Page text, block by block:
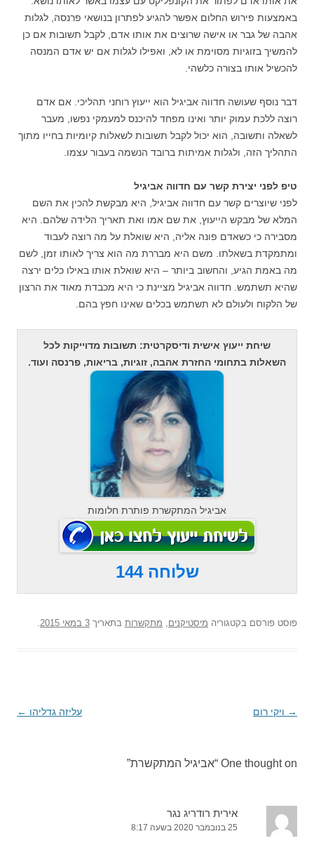
באמצעות פירוש החלום אפשר להגיע לפתרון בנושאי פרנסה, לגלות
אהבה של גבר או אישה שרוצים את אותו אדם, לקבל תשובות אם כן
להמשיך בזוגיות מסוימת או לא, ואפילו לגלות אם יש אדם המנסה
להכשיל אותו בצורה כלשהי.
דבר נוסף שעושה חדווה אביגיל הוא ייעוץ רוחני תהליכי. אם אדם
רוצה ללכת עמוק יותר ואינו מפחד להיכנס למעמקי נפשו, מעבר
לשאלה ותשובה, הוא יכול לקבל תשובות לשאלות קיומיות בחייו מתוך
התהליך הזה, ולגלות אמיתות ברובד הנשמה בעבור עצמו.
טיפ לפני יצירת קשר עם חדווה אביגיל
לפני שיוצרים קשר עם חדווה אביגיל, היא מבקשת להכין את השם
המלא של מבקש הייעוץ, את שם אמו ואת תאריך הלידה שלהם. היא
מסבירה כי כשאדם פונה אליה, היא שואלת על מה רוצה לעבוד
ומתמקדת בשאלתו. משם היא מבררת מה הוא צריך לאותו זמן, לשם
מה באמת הגיע, והחשוב ביותר – היא שואלת אותו באילו כלים ירצה
שהיא תשתמש. חדווה אביגיל מציינת כי היא מכבדת מאוד את הרצון
של הלקוח ולעולם לא תשתמש בכלים שאינו חפץ בהם.
שיחת ייעוץ אישית ודיסקרטית: תשובות מדוייקות לכל
השאלות בתחומי החזרת אהבה, זוגיות, בריאות, פרנסה ועוד.
אביגיל המתקשרת פותרת חלומות
שלוחה 144
פוסט פורסם בקטגוריה מיסטיקנים, מתקשרות בתאריך 3 במאי 2015 .
ניווט
→ ויקי רום עליזה גדליהו ←
One thought on “ אביגיל המתקשרת”
אירית רודריג נגר
25 בנובמבר 2020 בשעה 8:17